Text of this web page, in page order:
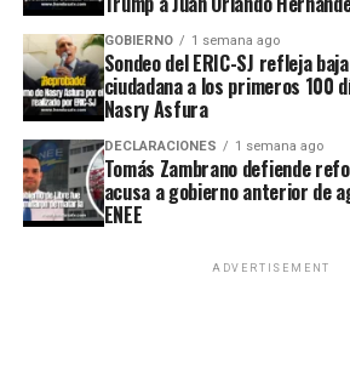
GOBIERNO 1 semana ago
Sondeo del ERIC-SJ refleja
ciudadana a los primeros 100
Nasry Asfura
DECLARACIONES 1 semana ago
Tomás Zambrano defiende
acusa a gobierno anterior de
ENEE
ADVERTISEMENT